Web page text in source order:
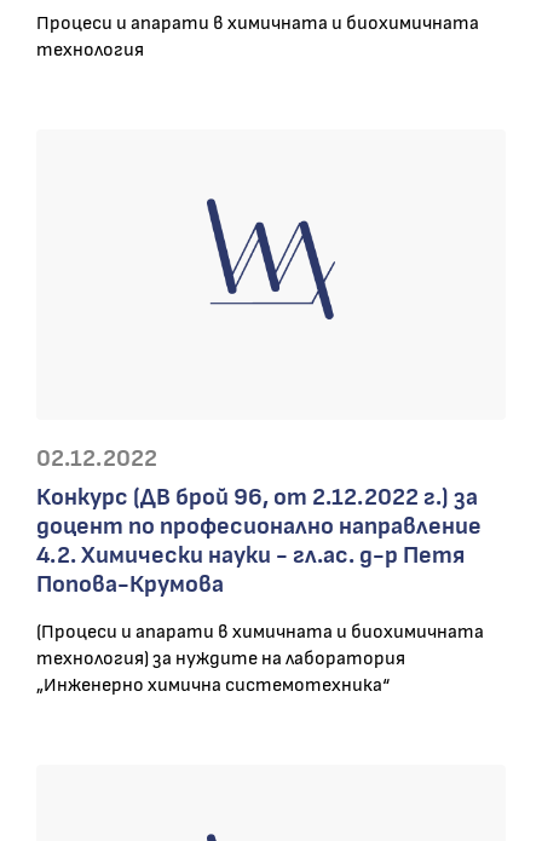
Процеси и апарати в химичната и биохимичната
технология
02.12.2022
Конкурс (ДВ брой 96, от 2.12.2022 г.) за
доцент по професионално направление
4.2. Химически науки - гл.ас. д-р Петя
Попова-Крумова
(Процеси и апарати в химичната и биохимичната
технология) за нуждите на лаборатория
„Инженерно химична системотехника“